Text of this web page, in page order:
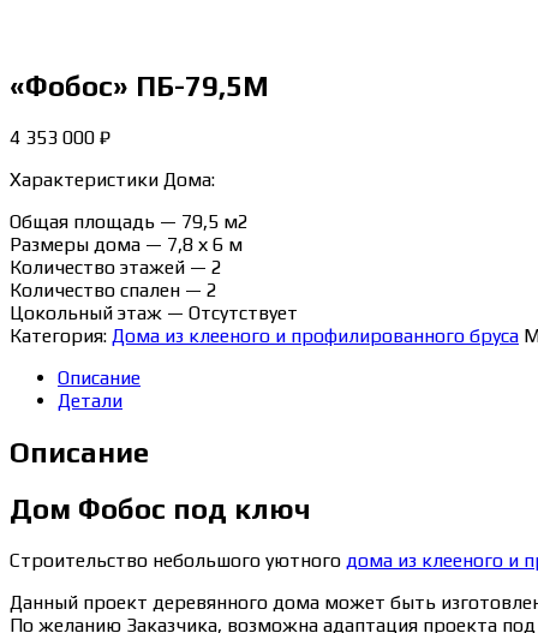
«Фобос» ПБ-79,5М
4 353 000 ₽
Характеристики Дома:
Общая площадь — 79,5 м2
Размеры дома — 7,8 х 6 м
Количество этажей — 2
Количество спален — 2
Цокольный этаж — Отсутствует
Категория: Дома из клееного и профилированного бруса
Описание
Детали
Описание
Дом Фобос под ключ
Строительство небольшого уютного дома из клееного и
Данный проект деревянного дома может быть
По желанию Заказчика, возможна адаптация проекта